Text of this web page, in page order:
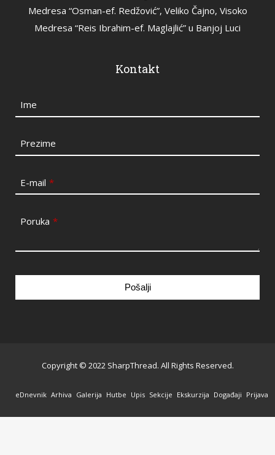
Medresa “Osman-ef. Redžović”, Veliko Čajno, Visoko
Medresa “Reis Ibrahim-ef. Maglajlić” u Banjoj Luci
Kontakt
Ime
Prezime
E-mail *
Poruka *
Pošalji
blank
Copyright © 2022 SharpThread. All Rights Reserved.
eDnevnik Arhiva Galerija Hutbe Upis Sekcije Ekskurzija Događaji Prijava